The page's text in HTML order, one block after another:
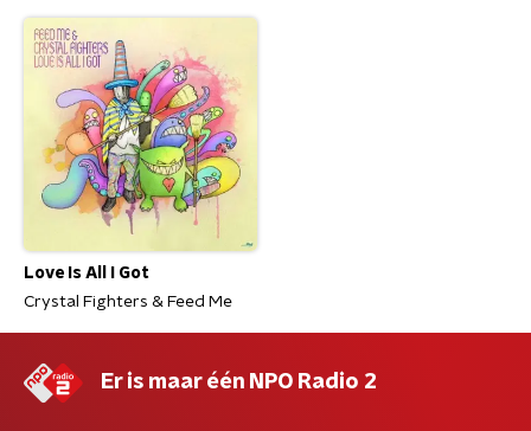
Love Is All I Got
Crystal Fighters & Feed Me
Er is maar één NPO Radio 2